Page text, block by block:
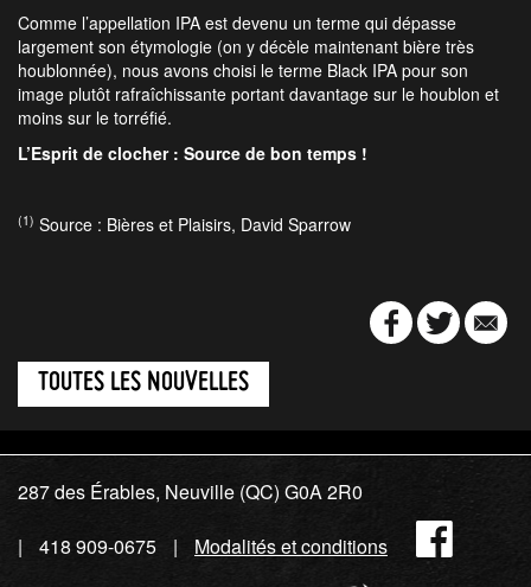
Comme l’appellation IPA est devenu un terme qui dépasse
largement son étymologie (on y décèle maintenant bière très
houblonnée), nous avons choisi le terme Black IPA pour son
image plutôt rafraîchissante portant davantage sur le houblon et
moins sur le torréfié.
L’Esprit de clocher : Source de bon temps !
(1) Source : Bières et Plaisirs, David Sparrow
TOUTES LES NOUVELLES
287 des Érables, Neuville (QC) G0A 2R0
418 909-0675
Modalités et conditions